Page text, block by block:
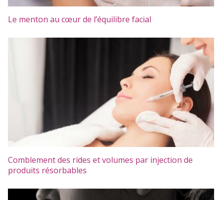
Le menton au cœur de l’équilibre facial
Comblement des rides et volumes par injection de
produits résorbables